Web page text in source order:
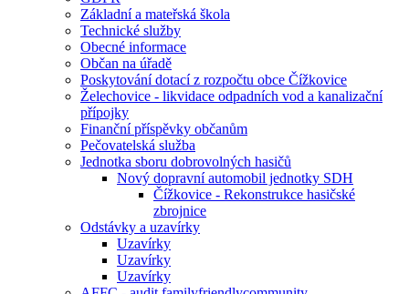
Základní a mateřská škola
Technické služby
Obecné informace
Občan na úřadě
Poskytování dotací z rozpočtu obce Čížkovice
Želechovice - likvidace odpadních vod a kanalizační
přípojky
Finanční příspěvky občanům
Pečovatelská služba
Jednotka sboru dobrovolných hasičů
Nový dopravní automobil jednotky SDH
Čížkovice - Rekonstrukce hasičské
zbrojnice
Odstávky a uzavírky
Uzavírky
Uzavírky
Uzavírky